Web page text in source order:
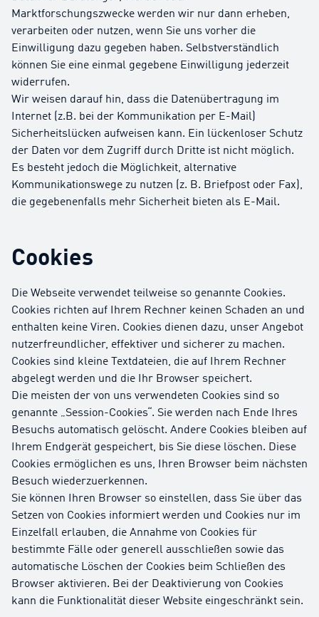
Marktforschungszwecke werden wir nur dann erheben,
verarbeiten oder nutzen, wenn Sie uns vorher die
Einwilligung dazu gegeben haben. Selbstverständlich
können Sie eine einmal gegebene Einwilligung jederzeit
widerrufen.
Wir weisen darauf hin, dass die Datenübertragung im
Internet (z.B. bei der Kommunikation per E-Mail)
Sicherheitslücken aufweisen kann. Ein lückenloser Schutz
der Daten vor dem Zugriff durch Dritte ist nicht möglich.
Es besteht jedoch die Möglichkeit, alternative
Kommunikationswege zu nutzen (z. B. Briefpost oder Fax),
die gegebenenfalls mehr Sicherheit bieten als E-Mail.
Cookies
Die Webseite verwendet teilweise so genannte Cookies.
Cookies richten auf Ihrem Rechner keinen Schaden an und
enthalten keine Viren. Cookies dienen dazu, unser Angebot
nutzerfreundlicher, effektiver und sicherer zu machen.
Cookies sind kleine Textdateien, die auf Ihrem Rechner
abgelegt werden und die Ihr Browser speichert.
Die meisten der von uns verwendeten Cookies sind so
genannte „Session-Cookies“. Sie werden nach Ende Ihres
Besuchs automatisch gelöscht. Andere Cookies bleiben auf
Ihrem Endgerät gespeichert, bis Sie diese löschen. Diese
Cookies ermöglichen es uns, Ihren Browser beim nächsten
Besuch wiederzuerkennen.
Sie können Ihren Browser so einstellen, dass Sie über das
Setzen von Cookies informiert werden und Cookies nur im
Einzelfall erlauben, die Annahme von Cookies für
bestimmte Fälle oder generell ausschließen sowie das
automatische Löschen der Cookies beim Schließen des
Browser aktivieren. Bei der Deaktivierung von Cookies
kann die Funktionalität dieser Website eingeschränkt sein.